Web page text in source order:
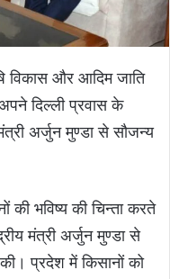
विकास और आदिम जाति
दिल्ली प्रवास के
अर्जुन मुण्डा से सौजन्य
की भविष्य की चिन्ता करते
मंत्री अर्जुन मुण्डा से
प्रदेश में किसानों को